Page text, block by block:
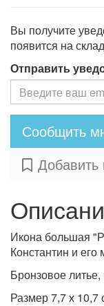
Вы получите
появится на
Отправить
Сообщить
Добавить
Икона большая
Константин и его
Бронзовое
Размер 7,7 х 10,7